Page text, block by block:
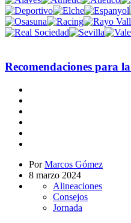
Recomendaciones para
PorMarcos Gómez
8 marzo 2024
Alineaciones
Consejos
Jornada